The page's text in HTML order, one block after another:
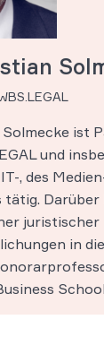
ist
und
, des
Darüber
juristischer
in